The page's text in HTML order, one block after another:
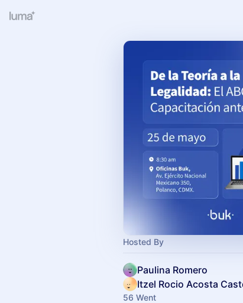
Hosted By
Paulina Romero
Itzel Rocio Acosta
56 Went